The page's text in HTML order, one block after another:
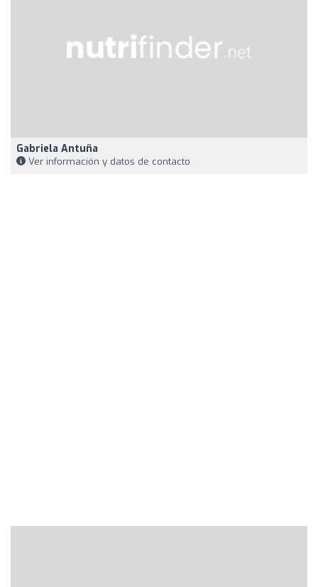
Gabriela Antuña
Ver información y datos de contacto